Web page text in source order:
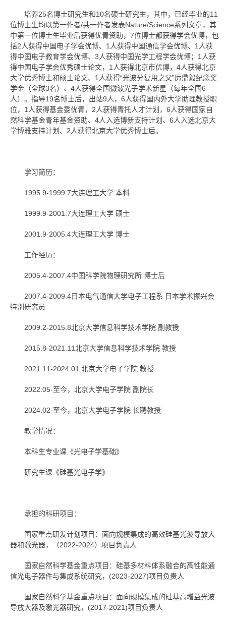
培养25名博士研究生和10名硕士研究生，其中，已经毕业的11
位博士生均以第一作者/共一作者发表Nature/Science系列文章，其
中第一位博士生毕业后获得优青资助，7位博士都获得学会优博，包
括2人获得中国电子学会优博、1人获得中国通信学会优博、1人获
得中国电子教育学会优博、3人获得中国光学工程学会优博；1人获
得中国电子学会优秀硕士论文，1人获得北京市优博，4人获得北京
大学优秀博士和硕士论文、1人获得“光波分复用之父”厉鼎毅纪念奖
学金（全球3名）、4人获得全国微波光子学术新星（每年全国6
人）。指导19名博士后，出站9人，6人获得国内外大学助理教授职
位，1人获得基金委优青，2人获得青托人才计划，6人获得国家自
然科学基金青年基金资助、4人入选博新支持计划、6人入选北京大
学博雅支持计划、2人获得北京大学优秀博士后。
学习简历：
1995.9-1999.7大连理工大学 本科
1999.9-2001.7大连理工大学 硕士
2001.9-2005.4大连理工大学 博士
工作经历：
2005.4-2007.4中国科学院物理研究所 博士后
2007.4-2009.4日本电气通信大学电子工程系 日本学术振兴会
特别研究员
2009.2-2015.8北京大学信息科学技术学院 副教授
2015.8-2021.11北京大学信息科学技术学院 教授
2021.11-2024.01 北京大学电子学院 教授
2022.05-至今，北京大学电子学院 副院长
2024.02-至今，北京大学电子学院 长聘教授
教学情况：
本科生专业课《光电子学基础》
研究生课《硅基光电子学》
承担的科研项目：
国家重点研发计划项目：面向规模集成的高效硅基光波导放大
器和激光器，（2022-2024）项目负责人
国家自然科学基金重点项目：硅基多材料体系融合的高性能通
信光电子器件与集成系统研究，(2023-2027)项目负责人
国家自然科学基金重点项目：面向规模集成的硅基高增益光波
导放大器及激光器研究，(2017-2021)项目负责人